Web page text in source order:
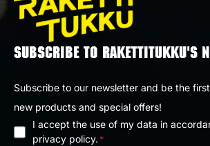
SUBSCRIBE TO RAKETTITUKKU'S
Subscribe to our newsletter and be the
new products and special offers!
Privacy
I accept the use of my data in
privacy policy. *